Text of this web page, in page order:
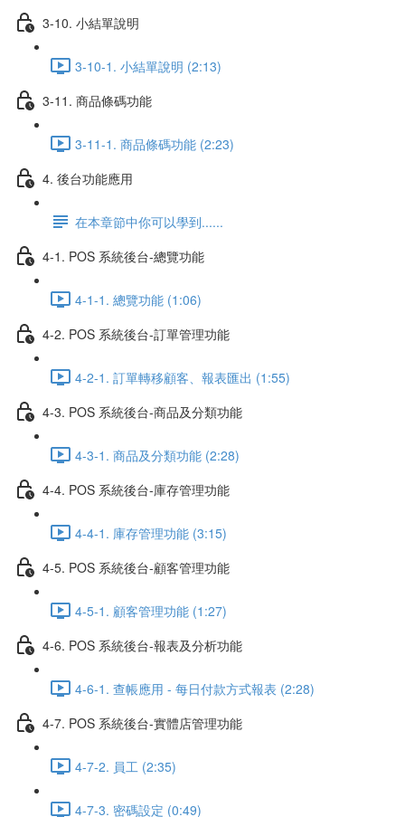
3-10. 小結單說明
3-10-1. 小結單說明 (2:13)
3-11. 商品條碼功能
3-11-1. 商品條碼功能 (2:23)
4. 後台功能應用
在本章節中你可以學到......
4-1. POS 系統後台-總覽功能
4-1-1. 總覽功能 (1:06)
4-2. POS 系統後台-訂單管理功能
4-2-1. 訂單轉移顧客、報表匯出 (1:55)
4-3. POS 系統後台-商品及分類功能
4-3-1. 商品及分類功能 (2:28)
4-4. POS 系統後台-庫存管理功能
4-4-1. 庫存管理功能 (3:15)
4-5. POS 系統後台-顧客管理功能
4-5-1. 顧客管理功能 (1:27)
4-6. POS 系統後台-報表及分析功能
4-6-1. 查帳應用 - 每日付款方式報表 (2:28)
4-7. POS 系統後台-實體店管理功能
4-7-2. 員工 (2:35)
4-7-3. 密碼設定 (0:49)